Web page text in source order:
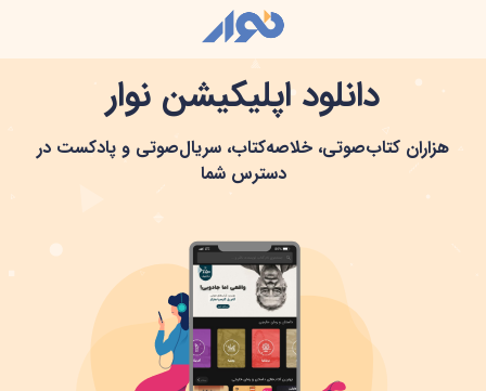
دانلود اپلیکیشن نوار
هزاران کتاب‌صوتی، خلاصه‌کتاب، سریال‌صوتی و پادکست در
دسترس شما